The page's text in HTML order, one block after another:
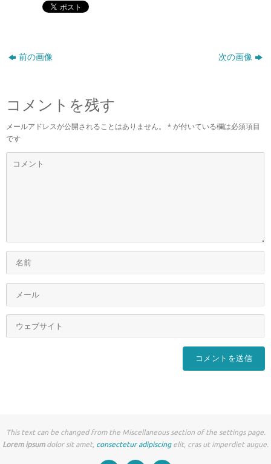
前の画像 次の画像
コメントを残す
メールアドレスが公開されることはありません。 *が付いている欄は必須項目
です
This text can be changed from the Miscellaneous section of the settings page.
Lorem ipsumdolor sit amet, consectetur adipiscingelit, cras ut imperdiet augue.